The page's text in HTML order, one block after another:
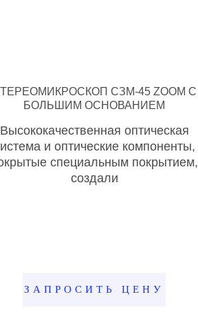
СЗМ-45 ZOOM С
БОЛЬШИМ ОСНОВАНИЕМ
Высококачественная оптическая
и оптические компоненты,
специальным покрытием,
создали
ЗАПРОСИТЬ ЦЕНУ